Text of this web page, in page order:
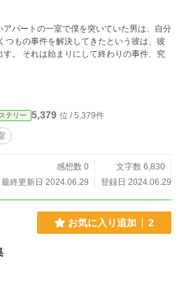
パートの一室で僕を突いていた男は、自分
つもの事件を解決してきたという彼は、彼
。 それは始まりにして終わりの事件、究
テリー 5,379 位 / 5,379件
感想数 0
文字数 6,830
最終更新日 2024.06.29
登録日 2024.06.29
お気に入り追加 2